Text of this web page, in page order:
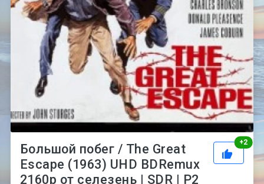
+2
Большой побег / The Great
Escape (1963) UHD BDRemux
2160p от селезень | SDR | P2